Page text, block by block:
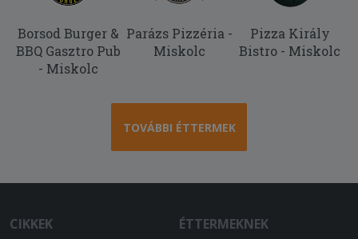
Borsod Burger &
BBQ Gasztro Pub
- Miskolc
Parázs Pizzéria -
Miskolc
Pizza Király
Bistro - Miskolc
TOVÁBBI ÉTTERMEK
CIKKEK
ÉTTERMEKNEK